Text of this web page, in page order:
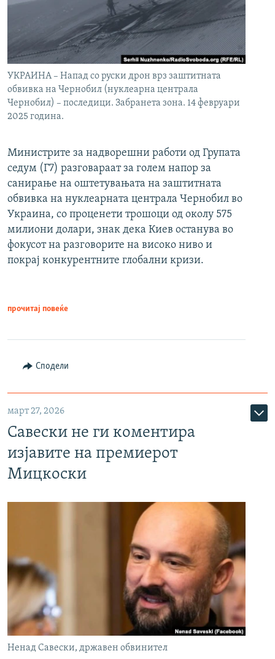
УКРАИНА – Напад со руски дрон врз заштитната
обвивка на Чернобил (нуклеарна централа
Чернобил) – последици. Забранета зона. 14 февруари
2025 година.
Министрите за надворешни работи од Групата
седум (Г7) разговараат за голем напор за
санирање на оштетувањата на заштитната
обвивка на нуклеарната централа Чернобил во
Украина, со проценети трошоци од околу 575
милиони долари, знак дека Киев останува во
фокусот на разговорите на високо ниво и
покрај конкурентните глобални кризи.
прочитај повеќе
Сподели
март 27, 2026
Савески не ги коментира
изјавите на премиерот
Мицкоски
Ненад Савески, државен обвинител